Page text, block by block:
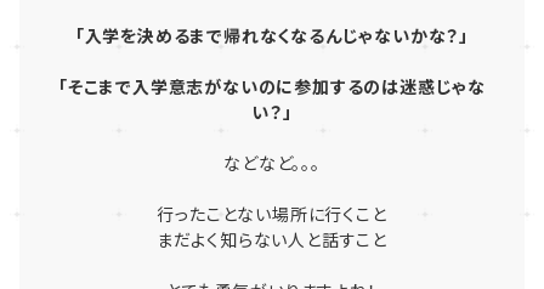
「入学を決めるまで帰れなくなるんじゃないかな？」
「そこまで入学意志がないのに参加するのは迷惑じゃな
い？」
などなど。。。
行ったことない場所に行くこと
まだよく知らない人と話すこと